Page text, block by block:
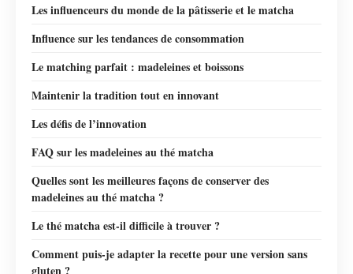
Les influenceurs du monde de la pâtisserie et le matcha
Influence sur les tendances de consommation
Le matching parfait : madeleines et boissons
Maintenir la tradition tout en innovant
Les défis de l’innovation
FAQ sur les madeleines au thé matcha
Quelles sont les meilleures façons de conserver des
madeleines au thé matcha ?
Le thé matcha est-il difficile à trouver ?
Comment puis-je adapter la recette pour une version sans
gluten ?